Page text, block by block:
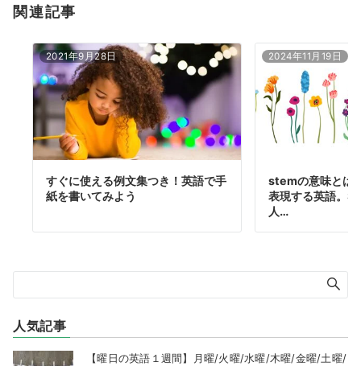
関連記事
2021年9月28日
すぐに使える例文集つき！英語で手
紙を書いてみよう
2024年11月19日
stemの意味とは
表現する英語。
人…
人気記事
【曜日の英語１週間】月曜/火曜/水曜/木曜/金曜/土曜/